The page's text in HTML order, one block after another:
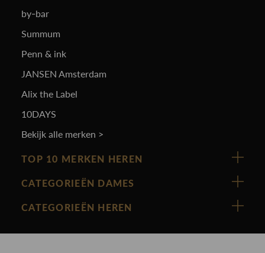
by-bar
Summum
Penn & ink
JANSEN Amsterdam
Alix the Label
10DAYS
Bekijk alle merken >
TOP 10 MERKEN HEREN
Vanguard
Cast Iron
CATEGORIEËN DAMES
Nieuw binnen
CATEGORIEËN HEREN